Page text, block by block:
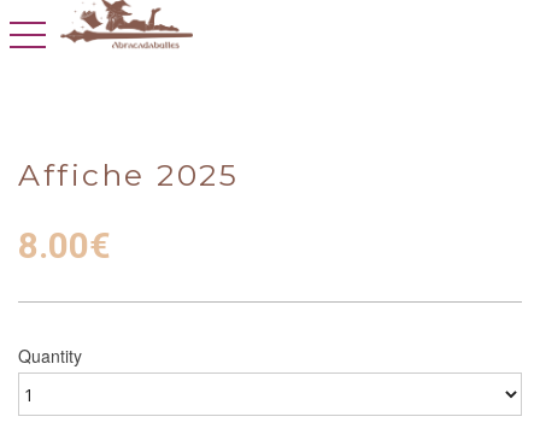
toggle navigation
Affiche 2025
8.00€
Quantity